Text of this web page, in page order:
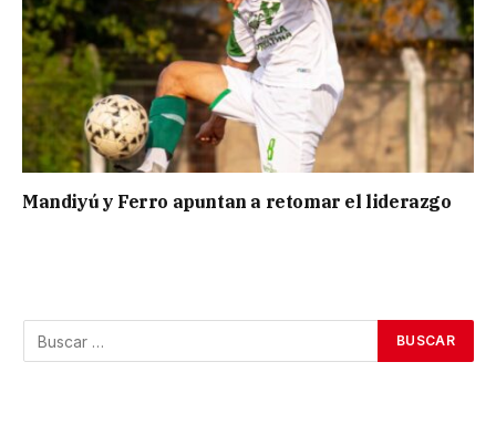
Mandiyú y Ferro apuntan a retomar el liderazgo